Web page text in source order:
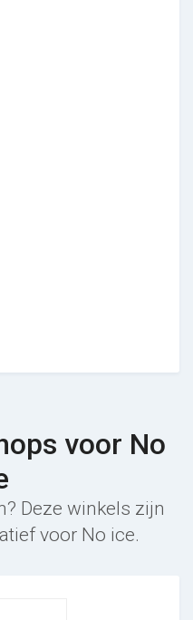
voor No
Deze winkels zijn
voor No ice.